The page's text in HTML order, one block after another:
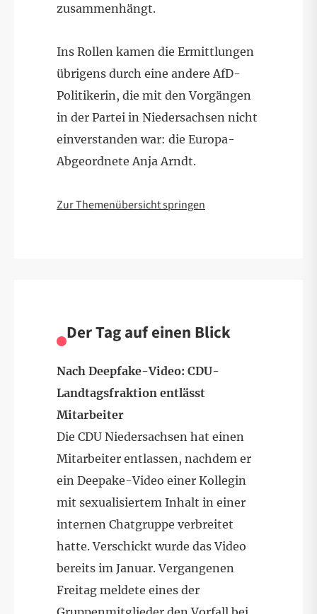
zusammenhängt.
Ins Rollen kamen die Ermittlungen
übrigens durch eine andere AfD-
Politikerin, die mit den Vorgängen
in der Partei in Niedersachsen nicht
einverstanden war: die Europa-
Abgeordnete Anja Arndt.
Zur Themenübersicht springen
Der Tag auf einen Blick
Nach Deepfake-Video: CDU-
Landtagsfraktion entlässt
Mitarbeiter
Die CDU Niedersachsen hat einen
Mitarbeiter entlassen, nachdem er
ein Deepake-Video einer Kollegin
mit sexualisiertem Inhalt in einer
internen Chatgruppe verbreitet
hatte. Verschickt wurde das Video
bereits im Januar. Vergangenen
Freitag meldete eines der